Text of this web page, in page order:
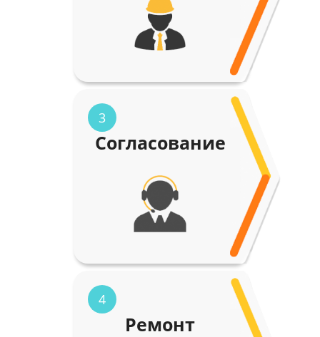
3
Согласование
4
Ремонт